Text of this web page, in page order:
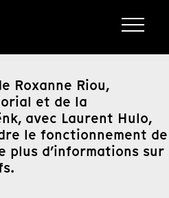
Roxanne Riou,
et de la
avec Laurent Hulo,
le fonctionnement de
d’informations sur